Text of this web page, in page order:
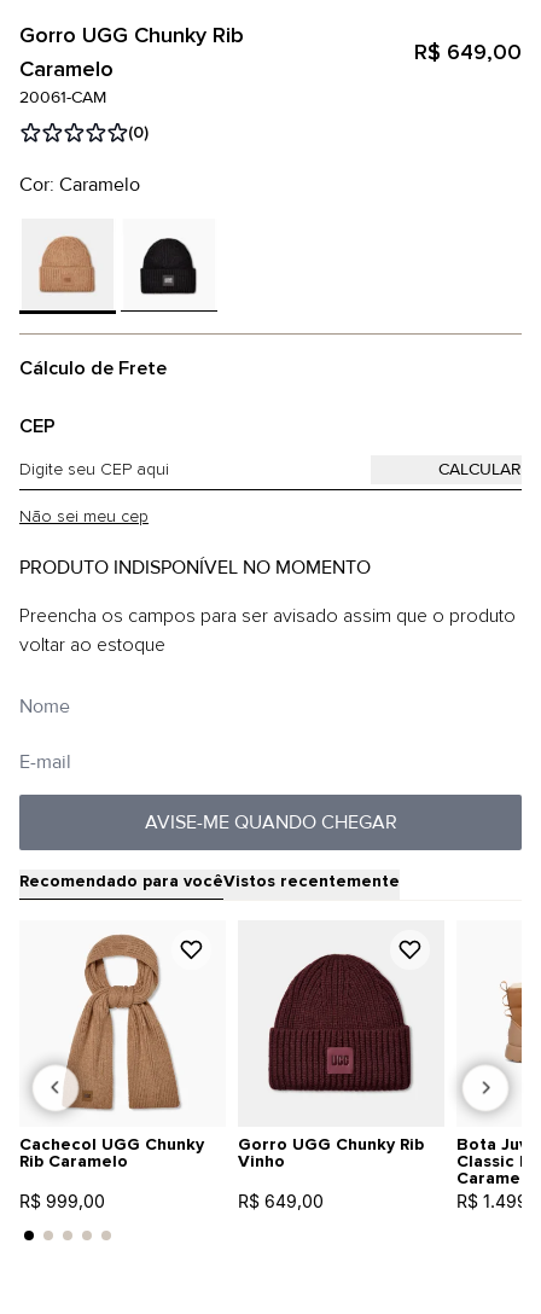
Gorro UGG Chunky Rib
Caramelo
R$ 649,00
20061-CAM
(0)
Cor: Caramelo
Cálculo de Frete
CEP
Não sei meu cep
PRODUTO INDISPONÍVEL NO MOMENTO
Preencha os campos para ser avisado assim que o produto
voltar ao estoque
AVISE-ME QUANDO CHEGAR
Recomendado para vocêVistos recentemente
Cachecol UGG Chunky
Rib Caramelo
R$ 999,00
Gorro UGG Chunky Rib
Vinho
R$ 649,00
Bota
Classic
Caramelo
R$